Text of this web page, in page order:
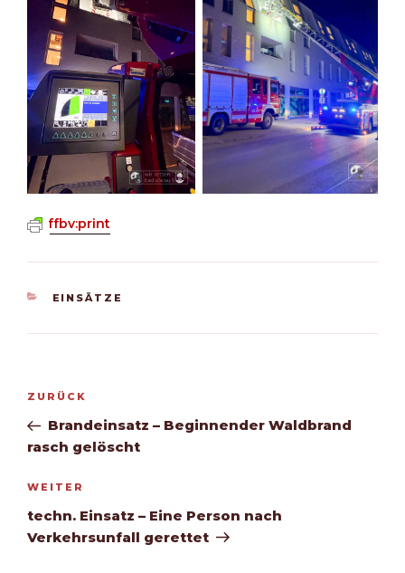
ffbv:print
KATEGORIEN
EINSÄTZE
Beitragsnavigation
Vorheriger
Beitrag
ZURÜCK
Brandeinsatz – Beginnender Waldbrand
rasch gelöscht
Nächster
Beitrag
WEITER
techn. Einsatz – Eine Person nach
Verkehrsunfall gerettet